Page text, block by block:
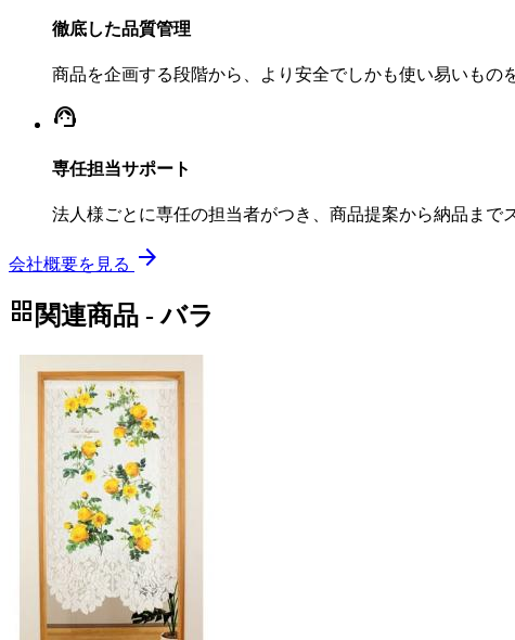
徹底した品質管理
商品を企画する段階から、より安全でしかも使い易いもの
support_agent
専任担当サポート
法人様ごとに専任の担当者がつき、商品提案から納品まで
会社概要を見る arrow_forward
grid_view 関連商品 - バラ